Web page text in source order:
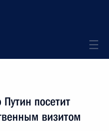
посетит
визитом